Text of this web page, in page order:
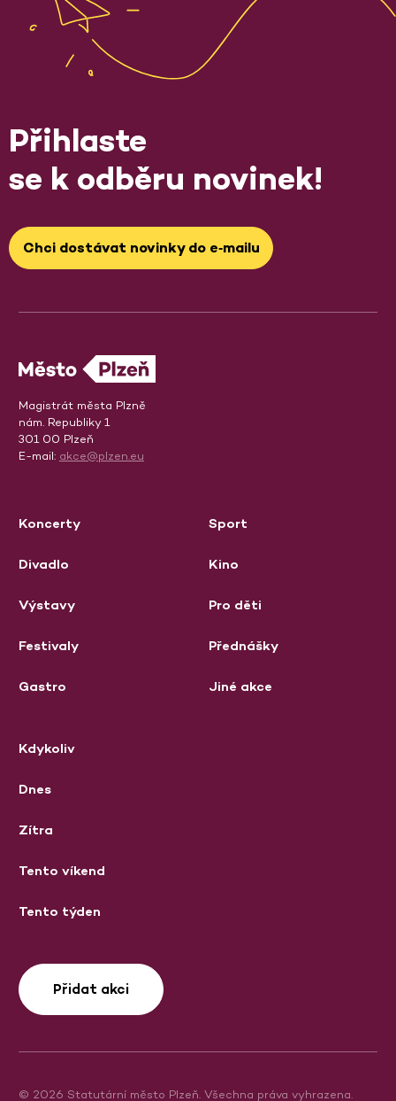
Přihlaste
se k odběru novinek!
Chci dostávat novinky do e‑mailu
Magistrát města Plzně
nám. Republiky 1
301 00 Plzeň
E-mail: akce@plzen.eu
Koncerty
Divadlo
Výstavy
Festivaly
Gastro
Sport
Kino
Pro děti
Přednášky
Jiné akce
Kdykoliv
Dnes
Zítra
Tento víkend
Tento týden
Přidat akci
© 2026 Statutární město Plzeň. Všechna práva vyhrazena.